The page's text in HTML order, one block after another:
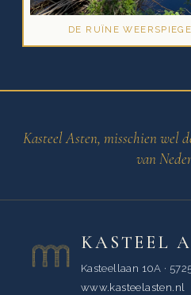
DE RUÏNE
Kasteel Asten, misschien wel
van
KASTEEL
Kasteellaan 10A ·
www.kasteelasten.nl